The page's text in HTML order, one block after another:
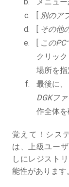
[ 別のア
[ その他
[ この
クリッ
場所を
最後に、
DGKフ
作全体を
覚えて！シス
は、上級ユー
しにレジスト
能性があります